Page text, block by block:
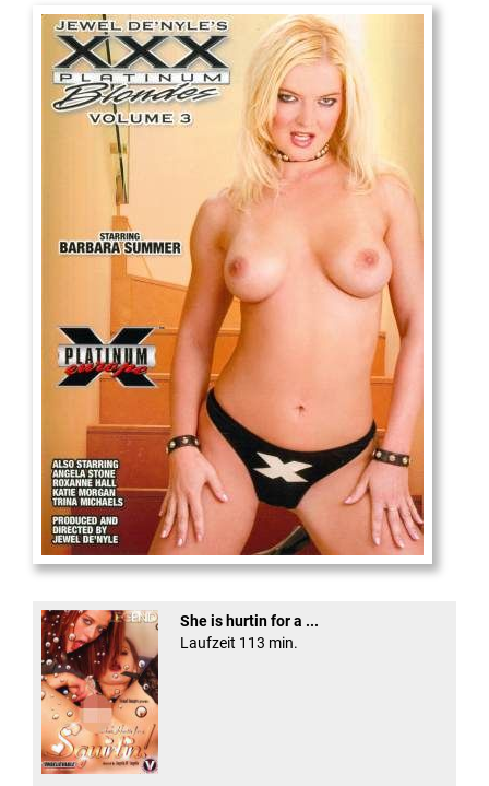
XXX Platinum Blondes #3
She is hurtin for a ...
Laufzeit 113 min.